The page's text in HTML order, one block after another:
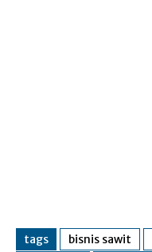
tags bisnis sawit